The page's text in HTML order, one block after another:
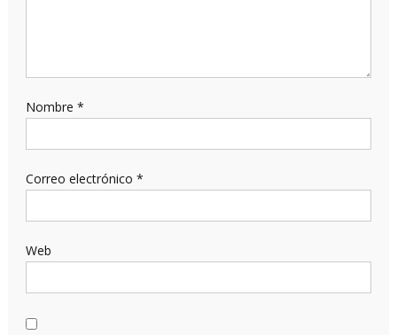
Nombre *
Correo electrónico *
Web